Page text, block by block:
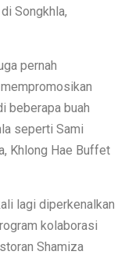
Songkhla,
pernah
beberapa buah
seperti Sami
Khlong Hae Buffet
lagi diperkenalkan
kolaborasi
Shamiza